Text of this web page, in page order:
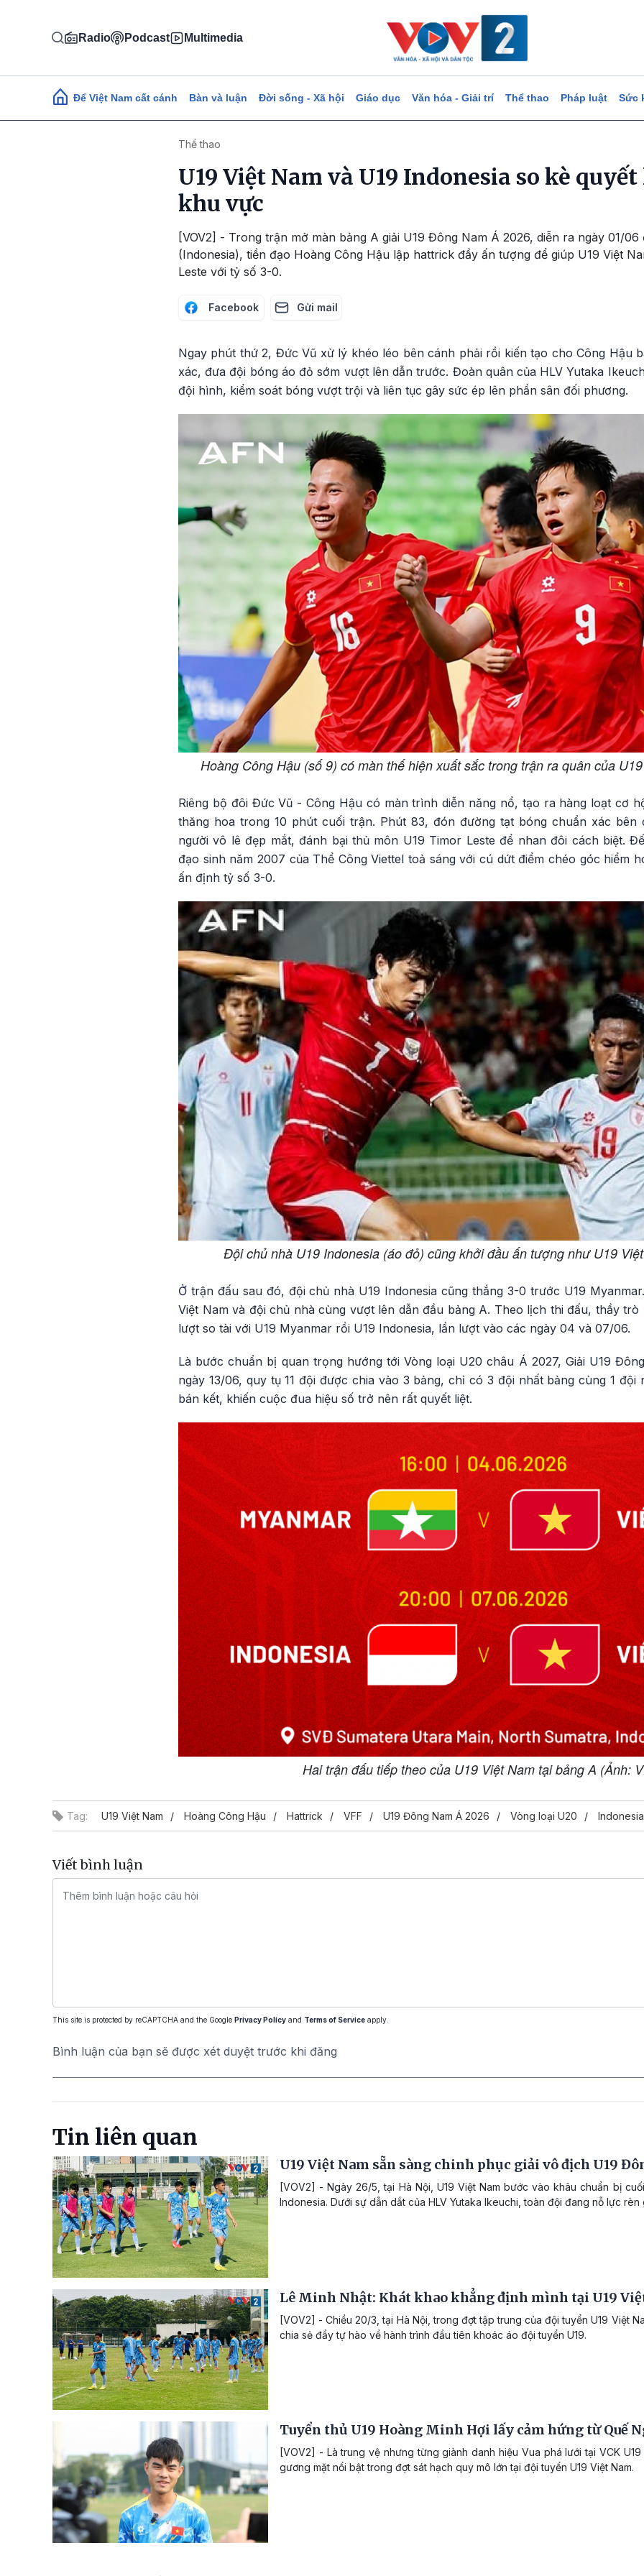
Radio Podcast Multimedia
Main navigation
Để Việt Nam cất cánh Bàn và luận Đời sống - Xã hội Giáo dục Văn hóa - Giải trí Thể thao Pháp luật Sức
Thể thao
U19 Việt Nam và U19 Indonesia so kè
khu vực
[VOV2] - Trong trận mở màn bảng A giải U19 Đông Nam Á 2026, diễn ra ngày 01/
(Indonesia), tiền đạo Hoàng Công Hậu lập hattrick đầy ấn tượng để giúp U19 Việt
Leste với tỷ số 3-0.
Facebook Gửi mail
Ngay phút thứ 2, Đức Vũ xử lý khéo léo bên cánh phải rồi kiến tạo cho Công Hậu
xác, đưa đội bóng áo đỏ sớm vượt lên dẫn trước. Đoàn quân của HLV Yutaka
đội hình, kiểm soát bóng vượt trội và liên tục gây sức ép lên phần sân đối phương.
Hoàng Công Hậu (số 9) có màn thế hiện xuất sắc trong trận ra quân của
Riêng bộ đôi Đức Vũ - Công Hậu có màn trình diễn năng nổ, tạo ra hàng loạt cơ
thăng hoa trong 10 phút cuối trận. Phút 83, đón đường tạt bóng chuẩn xác bên
người vô lê đẹp mắt, đánh bại thủ môn U19 Timor Leste để nhan đôi cách biệt.
đạo sinh năm 2007 của Thể Công Viettel toả sáng với cú dứt điểm chéo góc hiểm
ấn định tỷ số 3-0.
Đội chủ nhà U19 Indonesia (áo đỏ) cũng khởi đầu ấn tượng như U19
Ở trận đấu sau đó, đội chủ nhà U19 Indonesia cũng thắng 3-0 trước U19
Việt Nam và đội chủ nhà cùng vượt lên dẫn đầu bảng A. Theo lịch thi đấu, thầy trò
lượt so tài với U19 Myanmar rồi U19 Indonesia, lần lượt vào các ngày 04 và 07/06.
Là bước chuẩn bị quan trọng hướng tới Vòng loại U20 châu Á 2027, Giải U19
ngày 13/06, quy tụ 11 đội được chia vào 3 bảng, chỉ có 3 đội nhất bảng cùng 1 đội
bán kết, khiến cuộc đua hiệu số trở nên rất quyết liệt.
Hai trận đấu tiếp theo của U19 Việt Nam tại bảng A (Ảnh:
Tag: U19 Việt Nam Hoàng Công Hậu Hattrick VFF U19 Đông Nam Á 2026 Vòng loại U20 Indonesia
Viết bình luận
This site is protected by reCAPTCHA and the Google Privacy Policy and Terms of Service apply.
Bình luận của bạn sẽ được xét duyệt trước khi đăng
Tin liên quan
U19 Việt Nam sẵn sàng chinh phục giải vô địch U19
[VOV2] - Ngày 26/5, tại Hà Nội, U19 Việt Nam bước vào khâu chuẩn bị
Indonesia. Dưới sự dẫn dắt của HLV Yutaka Ikeuchi, toàn đội đang nỗ lực
Lê Minh Nhật: Khát khao khẳng định mình tại U19
[VOV2] - Chiều 20/3, tại Hà Nội, trong đợt tập trung của đội tuyển U19 Việt
chia sẻ đầy tự hào về hành trình đầu tiên khoác áo đội tuyển U19.
Tuyển thủ U19 Hoàng Minh Hợi lấy cảm hứng từ Quế
[VOV2] - Là trung vệ nhưng từng giành danh hiệu Vua phá lưới tại VCK
gương mặt nổi bật trong đợt sát hạch quy mô lớn tại đội tuyển U19 Việt Nam.